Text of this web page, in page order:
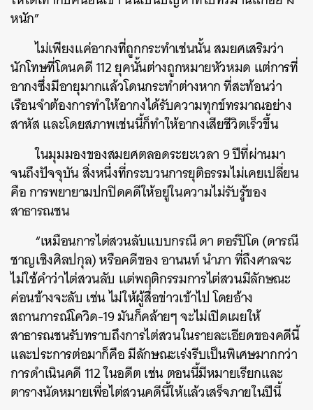
หนัก”
ไม่เพียงแค่อากงที่ถูกกระทำเช่นนั้น สมยศเสริมว่า
นักโทษที่โดนคดี 112 ยุคนั้นต่างถูกหมายหัวหมด แต่การที่
อากงซึ่งมีอายุมากแล้วโดนกระทำต่างหาก ที่สะท้อนว่า
เรือนจำต้องการทำให้อากงได้รับความทุกข์ทรมาณอย่าง
สาหัส และโดยสภาพเช่นนี้ก็ทำให้อากงเสียชีวิตเร็วขึ้น
ในมุมมองของสมยศตลอดระยะเวลา 9 ปีที่ผ่านมา
จนถึงปัจจุบัน สิ่งหนึ่งที่กระบวนการยุติธรรมไม่เคยเปลี่ยน
คือ การพยายามปกปิดคดีให้อยู่ในความไม่รับรู้ของ
สาธารณชน
“เหมือนการไต่สวนลับแบบกรณี ดา ตอร์ปิโด (ดารณี
ชาญเชิงศิลปกุล) หรือคดีของ อานนท์ นำภา ที่ถึงศาลจะ
ไม่ใช้คำว่าไต่สวนลับ แต่พฤติกรรมการไต่สวนมีลักษณะ
ค่อนข้างจะลับ เช่น ไม่ให้ผู้สื่อข่าวเข้าไป โดยอ้าง
สถานการณ์โควิด-19 มันก็คล้ายๆ จะไม่เปิดเผยให้
สาธารณชนรับทราบถึงการไต่สวนในรายละเอียดของคดีนี้
และประการต่อมาก็คือ มีลักษณะเร่งรีบเป็นพิเศษมากกว่า
การดำเนินคดี 112 ในอดีต เช่น ตอนนี้มีหมายเรียกและ
ตารางนัดหมายเพื่อไต่สวนคดีนี้ให้แล้วเสร็จภายในปีนี้